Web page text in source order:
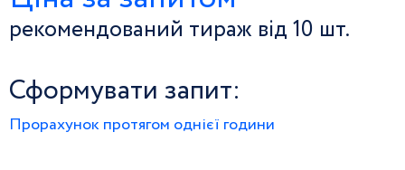
рекомендований тираж від 10 шт.
Сформувати запит:
Прорахунок протягом однієї години